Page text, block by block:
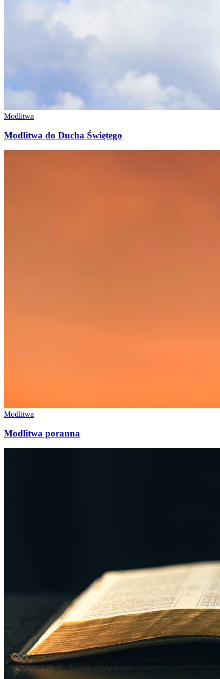
Modlitwa
Modlitwa do Ducha Świętego
Modlitwa
Modlitwa poranna